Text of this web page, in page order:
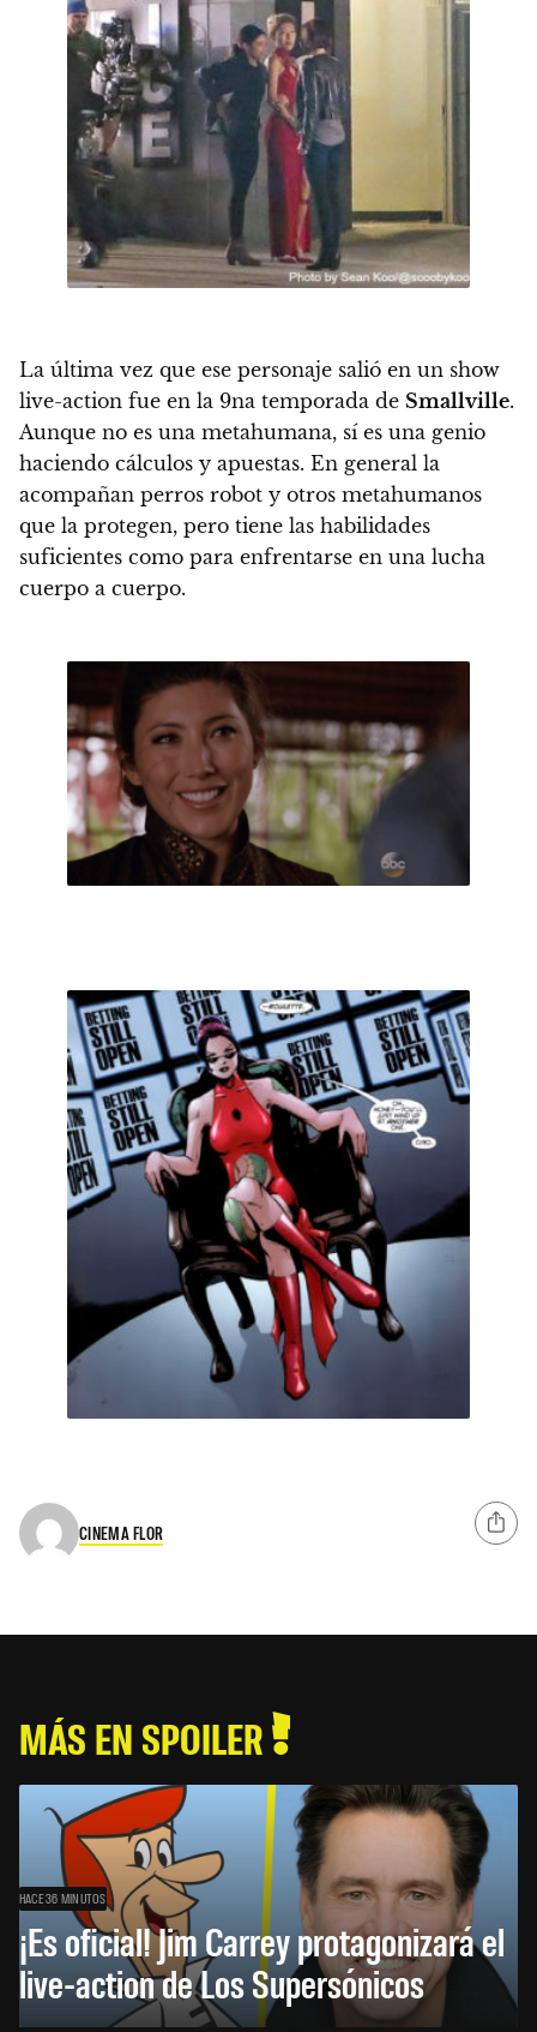
La última vez que ese personaje salió en un show
live-action fue en la 9na temporada de Smallville.
Aunque no es una metahumana, sí es una genio
haciendo cálculos y apuestas. En general la
acompañan perros robot y otros metahumanos
que la protegen, pero tiene las habilidades
suficientes como para enfrentarse en una lucha
cuerpo a cuerpo.
CINEMA FLOR
MÁS EN SPOILER
HACE 36 MINUTOS
¡Es oficial! Jim Carrey protagonizará el
live-action de Los Supersónicos